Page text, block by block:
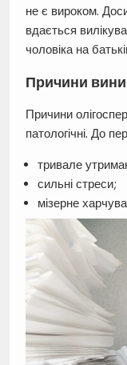
не є вироком.
вдається
чоловіка на
Причини
Причини
патологічні. До
тривале
сильні стреси;
мізерне